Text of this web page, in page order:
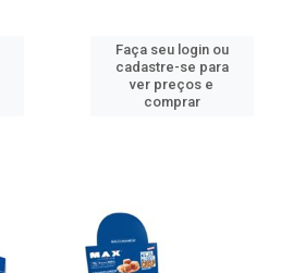
Faça seu login ou
cadastre-se para
ver preços e
comprar